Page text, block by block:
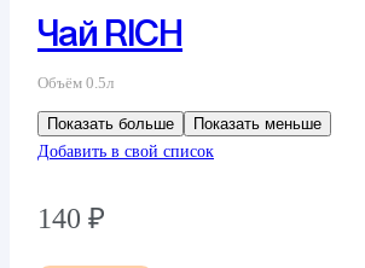
Чай RICH
Объём 0.5л
Показать больше
Показать меньше
Добавить в свой список
140 ₽